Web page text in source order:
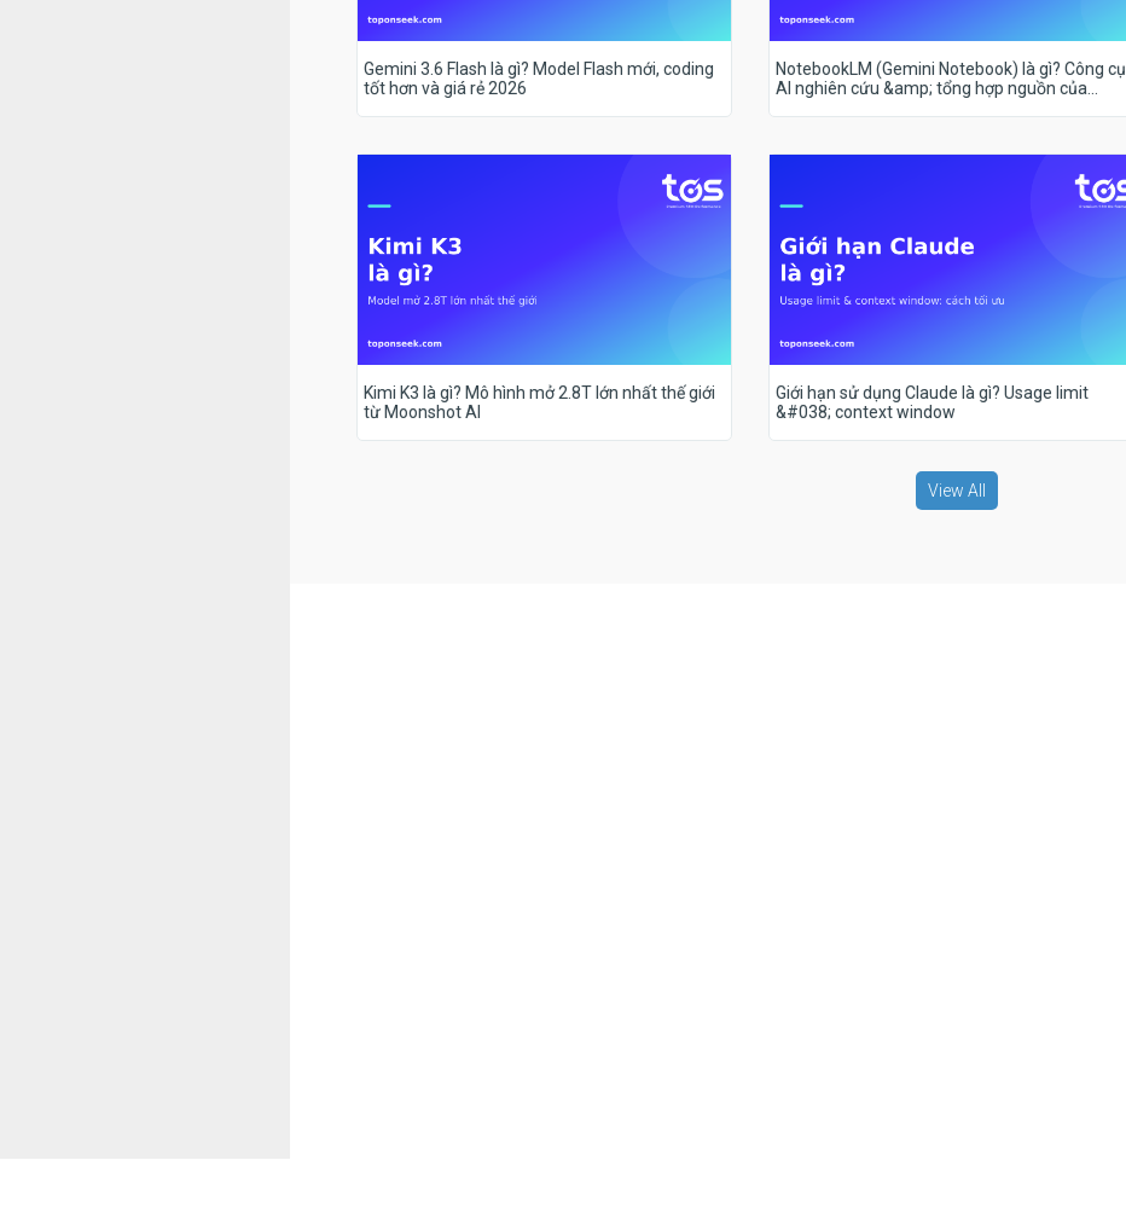
Gemini 3.6 Flash là gì? Model Flash mới, coding
tốt hơn và giá rẻ 2026
NotebookLM (Gemini Notebook) là gì? Công cụ
AI nghiên cứu &amp; tổng hợp nguồn của
Kimi K3 là gì? Mô hình mở 2.8T lớn nhất thế giới
từ Moonshot AI
Giới hạn sử dụng Claude là gì? Usage limit
&#038; context window
View All